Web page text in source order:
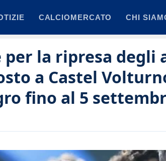
CALCIOMERCATO CHI
per la ripresa
a Castel
fino al 5